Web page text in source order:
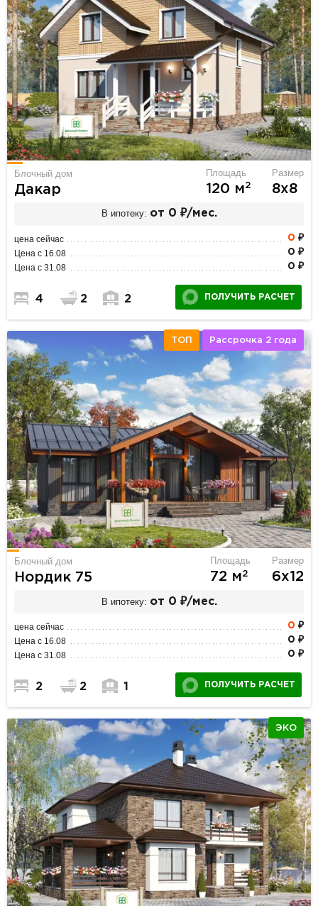
Блочный дом
Дакар
Площадь
120 м2
Размер
8х8
В ипотеку: от 0 ₽/мес.
цена сейчас 0 ₽
Цена с 16.08 0 ₽
Цена с 31.08 0 ₽
4 2 2 ПОЛУЧИТЬ РАСЧЕТ
ТОП Рассрочка 2 года
Блочный дом
Нордик 75
Площадь
72 м2
Размер
6х12
В ипотеку: от 0 ₽/мес.
цена сейчас 0 ₽
Цена с 16.08 0 ₽
Цена с 31.08 0 ₽
2 2 1 ПОЛУЧИТЬ РАСЧЕТ
ЭКО